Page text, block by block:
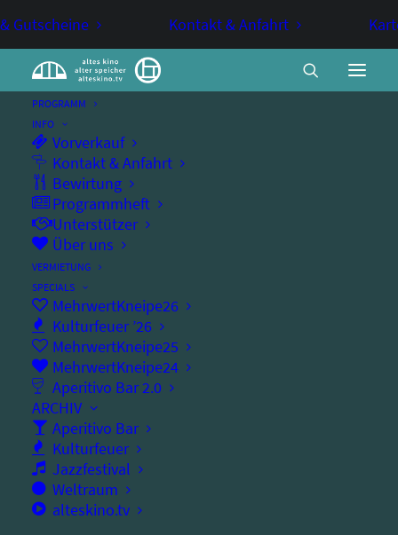
Gutscheine Kontakt & Anfahrt
PROGRAMM
INFO
Vorverkauf
Kontakt & Anfahrt
Bewirtung
Programmheft
Unterstützer
Über uns
VERMIETUNG
SPECIALS
MehrwertKneipe26
Kulturfeuer ’26
MehrwertKneipe25
MehrwertKneipe24
Aperitivo Bar 2.0
ARCHIV
Aperitivo Bar
Kulturfeuer
Jazzfestival
Weltraum
alteskino.tv
Was man von hier aus sehen
kann
MITTWOCHSKINO
Bestsellerverfilmung mit Luna Wedler, Karl
Markovics und Corinna Harfouch
Mittwoch, 20.09.2023
Ort:
Dauer: